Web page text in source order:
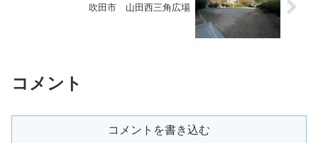
吹田市 山田西三角広場
コメント
コメントを書き込む